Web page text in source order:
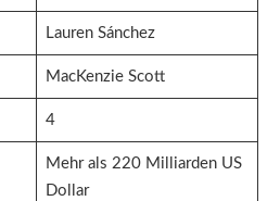
Lauren Sánchez
MacKenzie Scott
4
Mehr als 220 Milliarden US
Dollar